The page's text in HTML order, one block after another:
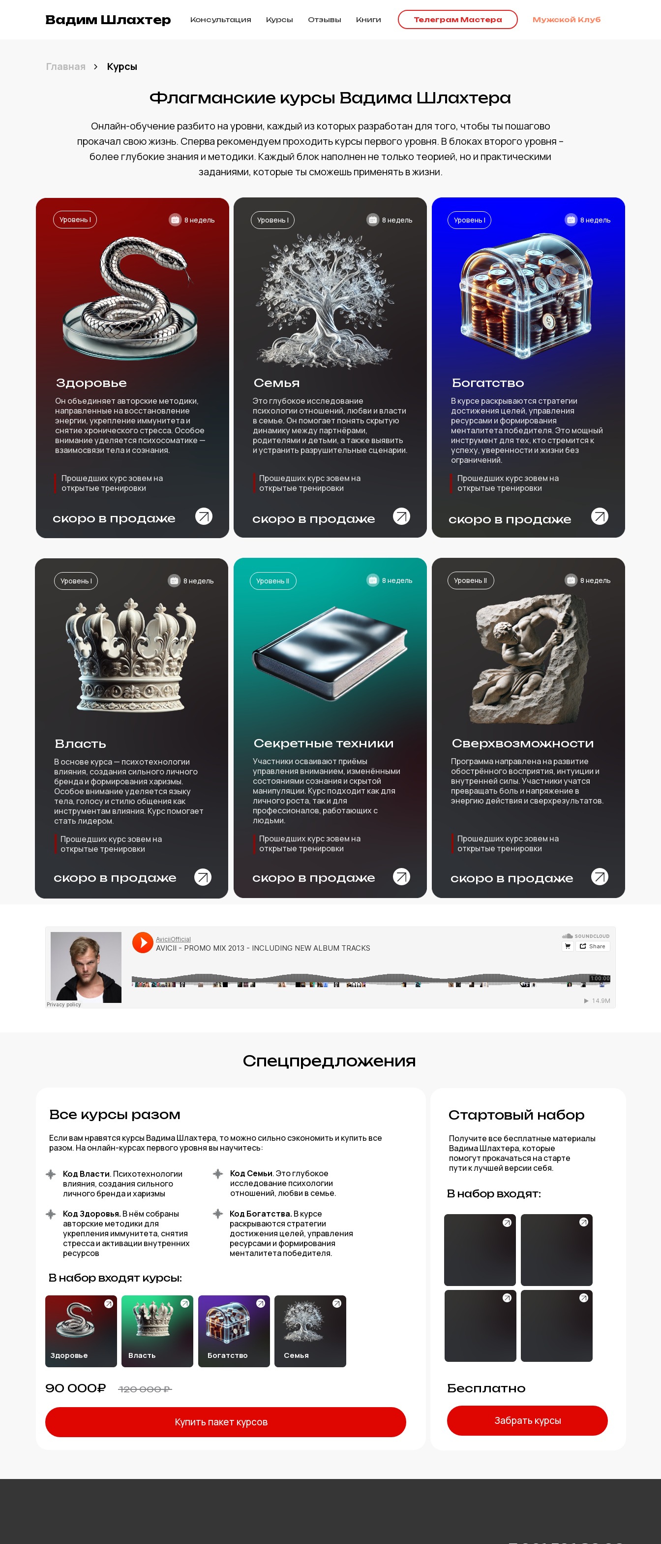
Вадим Шлахтер Консультация Курсы Отзывы Книги Телеграм Мастера Мужской Клуб
8 недель
В курсе раскрываются стратегии
достижения целей, управления
ресурсами и формирования
менталитета победителя. Это мощный
инструмент для тех, кто стремится к
успеху, уверенности и жизни без
ограничений.
Прошедших курс зовем на
открытые тренировки
Богатство
скоро в продаже
Уровень I
скоро в продаже
8 недель
Это глубокое исследование
психологии отношений, любви и власти
в семье. Он помогает понять скрытую
динамику между партнёрами,
родителями и детьми, а также выявить
и устранить разрушительные сценарии.
Прошедших курс зовем на
открытые тренировки
Семья
Уровень I
скоро в продаже
8 недель
В основе курса — психотехнологии
влияния, создания сильного личного
бренда и формирования харизмы.
Особое внимание уделяется языку
тела, голосу и стилю общения как
инструментам влияния. Курс помогает
стать лидером.
Прошедших курс зовем на
открытые тренировки
Уровень I
Власть
скоро в продаже
8 недель
Программа направлена на развитие
обострённого восприятия, интуиции и
внутренней силы. Участники учатся
превращать боль и напряжение в
энергию действия и сверхрезультатов.
Прошедших курс зовем на
открытые тренировки
Сверхвозможности
Уровень II
8 недель
Он объединяет авторские методики,
направленные на восстановление
энергии, укрепление иммунитета и
снятие хронического стресса. Особое
внимание уделяется психосоматике —
взаимосвязи тела и сознания.
Прошедших курс зовем на
открытые тренировки
Уровень I
Здоровье
скоро в продаже
скоро в продаже
Секретные техники
Прошедших курс зовем на
открытые тренировки
Участники осваивают приёмы
управления вниманием, изменёнными
состояниями сознания и скрытой
манипуляции. Курс подходит как для
личного роста, так и для
профессионалов, работающих с
людьми.
8 недель
Онлайн-обучение разбито на уровни, каждый из которых разработан для того, чтобы ты пошагово
прокачал свою жизнь. Сперва рекомендуем проходить курсы первого уровня. В блоках второго уровня –
более глубокие знания и методики. Каждый блок наполнен не только теорией, но и практическими
заданиями, которые ты сможешь применять в жизни.
Главная Курсы
>
Флагманские курсы Вадима Шлахтера
Уровень II
Спецпредложения
Все курсы разом
В набор входят курсы:
В набор входят:
90 000₽ Бесплатно
120 000 ₽
Здоровье Власть Богатство Семья
Если вам нравятся курсы Вадима Шлахтера, то можно сильно сэкономить и купить все
разом. На онлайн-курсах первого уровня вы научитесь:
Получите все бесплатные материалы
Вадима Шлахтера, которые
помогут прокачаться на старте
пути к лучшей версии себя.
Стартовый набор
Код Власти. Психотехнологии
влияния, создания сильного
личного бренда и харизмы
Код Здоровья. В нём собраны
авторские методики для
укрепления иммунитета, снятия
стресса и активации внутренних
ресурсов
Код Семьи. Это глубокое
исследование психологии
отношений, любви в семье.
Код Богатства. В курсе
раскрываются стратегии
достижения целей, управления
ресурсами и формирования
менталитета победителя.
Забрать курсы
Купить пакет курсов